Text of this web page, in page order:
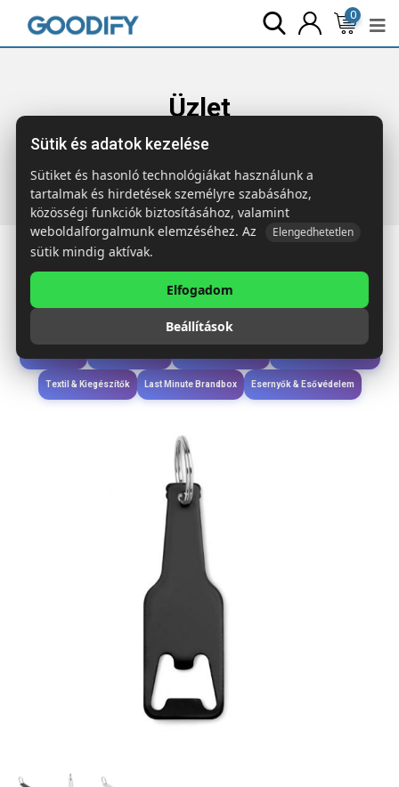
0
Üzlet
Főoldal Termékek Szóróajándék & Szerszám
Alumínium üvegnyitó
Étkezés & Ivás
Wellness & Ápolás
Textil & Kiegészítők Last Minute Brandbox Esernyők & Esővédelem
Sütik és adatok kezelése
Sütiket és hasonló technológiákat használunk a
tartalmak és hirdetések személyre szabásához,
közösségi funkciók biztosításához, valamint
weboldalforgalmunk elemzéséhez. Az
Elengedhetetlen
sütik mindig aktívak.
Elfogadom
Beállítások